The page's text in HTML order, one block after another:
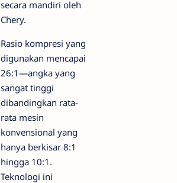
secara mandiri oleh
Chery.
Rasio kompresi yang
digunakan mencapai
26:1—angka yang
sangat tinggi
dibandingkan rata-
rata mesin
konvensional yang
hanya berkisar 8:1
hingga 10:1.
Teknologi ini